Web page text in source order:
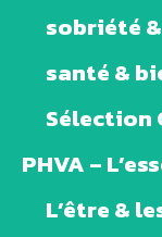
sobriété
santé &
Sélection
PHVA –
L’être &